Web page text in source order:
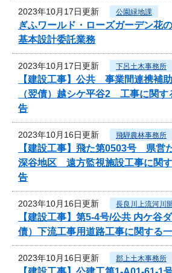
2023年10月17日更新 公園緑地課
ぎふワールド・ローズガーデン花
基本設計委託業務
2023年10月17日更新 下呂土木事務所
【建設工事】公共 事業間連携補助
（翌債）越シケ平谷2 工事に関す
告
2023年10月16日更新 飛騨農林事務所
【建設工事】飛た第0503号 県営
深谷地区 遠方監視施設工事に関
告
2023年10月16日更新 長良川上流河川
【建設工事】第5-4号/公共 内ケ谷
債）下流工事用道路工事に関する
2023年10月16日更新 郡上土木事務所